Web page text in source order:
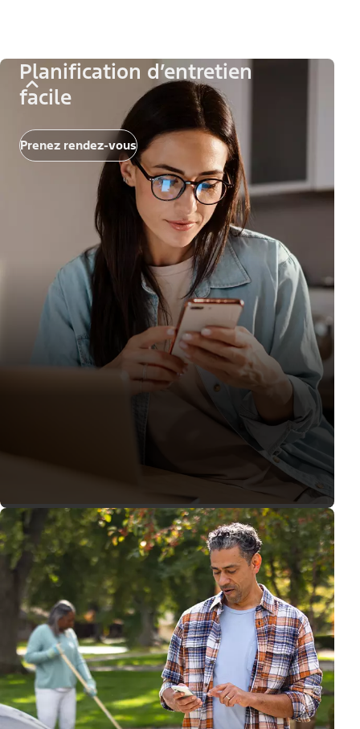
Planification d’entretien
facile
Prenez rendez-vous